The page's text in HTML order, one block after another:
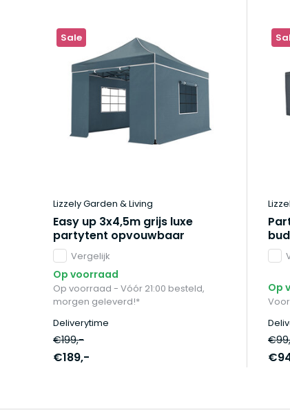
Sale
Lizzely Garden & Living
Easy up 3x4,5m grijs luxe
partytent opvouwbaar
Vergelijk
Op voorraad
Op voorraad - Vóór 21:00 besteld,
morgen geleverd!*
Deliverytime
€199,-
€189,-
Op